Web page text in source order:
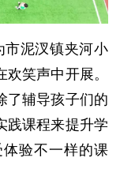
市泥汊镇夹河小
笑声中开展。
了辅导孩子们的
践课程来提升学
验不一样的课